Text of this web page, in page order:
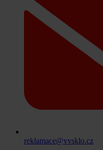
reklamace@vvsklo.cz